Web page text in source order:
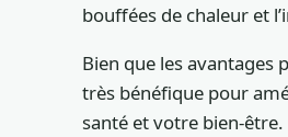
bouffées de chaleur et
Bien que les avantages
très bénéfique pour
santé et votre bien-